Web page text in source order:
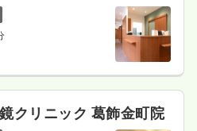
クリニック 葛飾金町院